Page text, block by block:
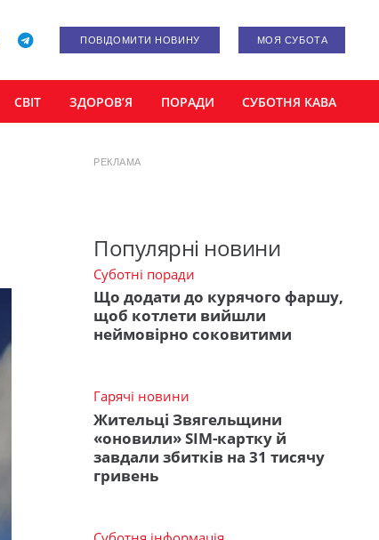
ПОВІДОМИТИ НОВИНУ МОЯ СУБОТА
СВІТ ЗДОРОВ’Я ПОРАДИ СУБОТНЯ КАВА
РЕКЛАМА
Популярні новини
Суботні поради
Що додати до курячого фаршу,
щоб котлети вийшли
неймовірно соковитими
Гарячі новини
Жительці Звягельщини
«оновили» SIM-картку й
завдали збитків на 31 тисячу
гривень